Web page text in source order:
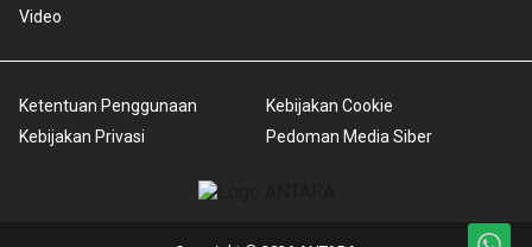
Video
Ketentuan Penggunaan
Kebijakan Privasi
Kebijakan Cookie
Pedoman Media Siber